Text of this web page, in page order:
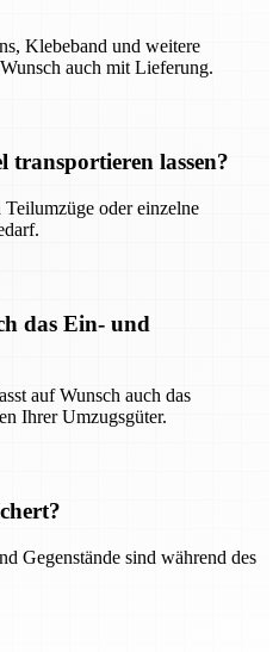
Klebeband und weitere
auch mit Lieferung.
lassen?
oder einzelne
das Ein- und
auf Wunsch auch das
Ihrer Umzugsgüter.
Gegenstände sind während des